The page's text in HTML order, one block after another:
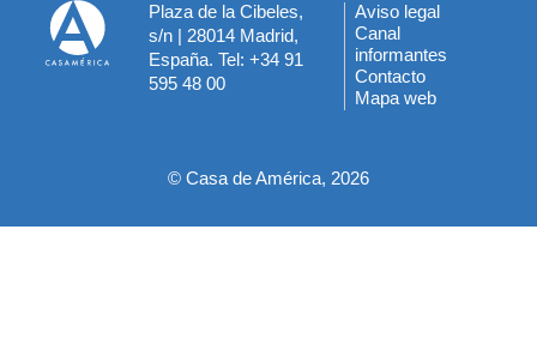
Plaza de la Cibeles,
s/n | 28014 Madrid,
España. Tel: +34 91
595 48 00
Menú
del
pie
Aviso legal
Canal
informantes
Contacto
Mapa web
© Casa de América, 2026